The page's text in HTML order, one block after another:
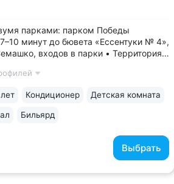
парками: парком Победы
минут до бювета «Ессентуки № 4»,
входов в парки • Территория
беседками и уличными
Выбрать
Кондиционер Детская комната
Бильярд